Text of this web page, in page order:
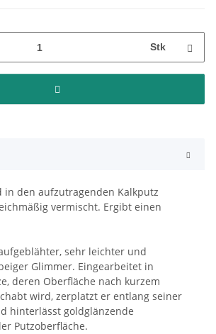
Stk
in den aufzutragenden Kalkputz
vermischt. Ergibt einen
sehr leichter und
Glimmer. Eingearbeitet in
deren Oberfläche nach kurzem
wird, zerplatzt er entlang seiner
hinterlässt goldglänzende
Putzoberfläche.